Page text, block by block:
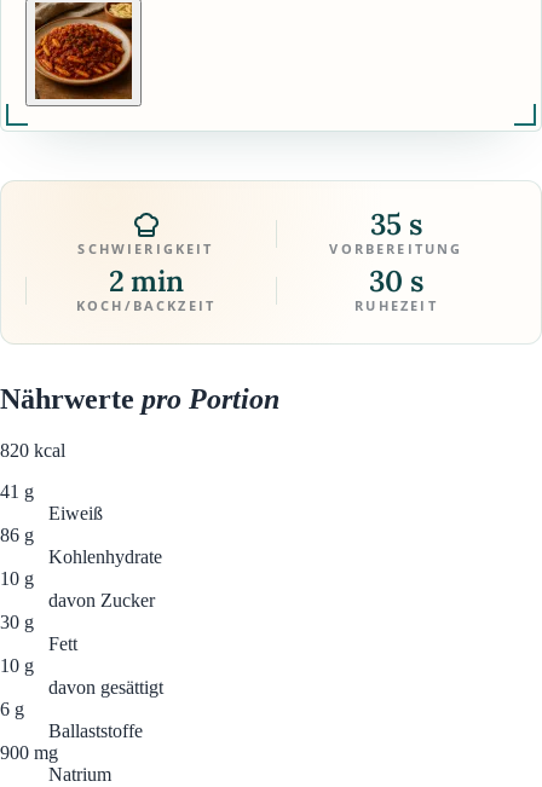
SCHWIERIGKEIT
35 s
VORBEREITUNG
2 min
KOCH/BACKZEIT
30 s
RUHEZEIT
Nährwerte pro Portion
820 kcal
41 g
Eiweiß
86 g
Kohlenhydrate
10 g
davon Zucker
30 g
Fett
10 g
davon gesättigt
6 g
Ballaststoffe
900 mg
Natrium